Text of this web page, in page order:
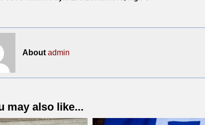
About admin
may also like...